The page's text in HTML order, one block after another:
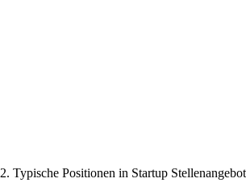
2. Typische Positionen in Startup